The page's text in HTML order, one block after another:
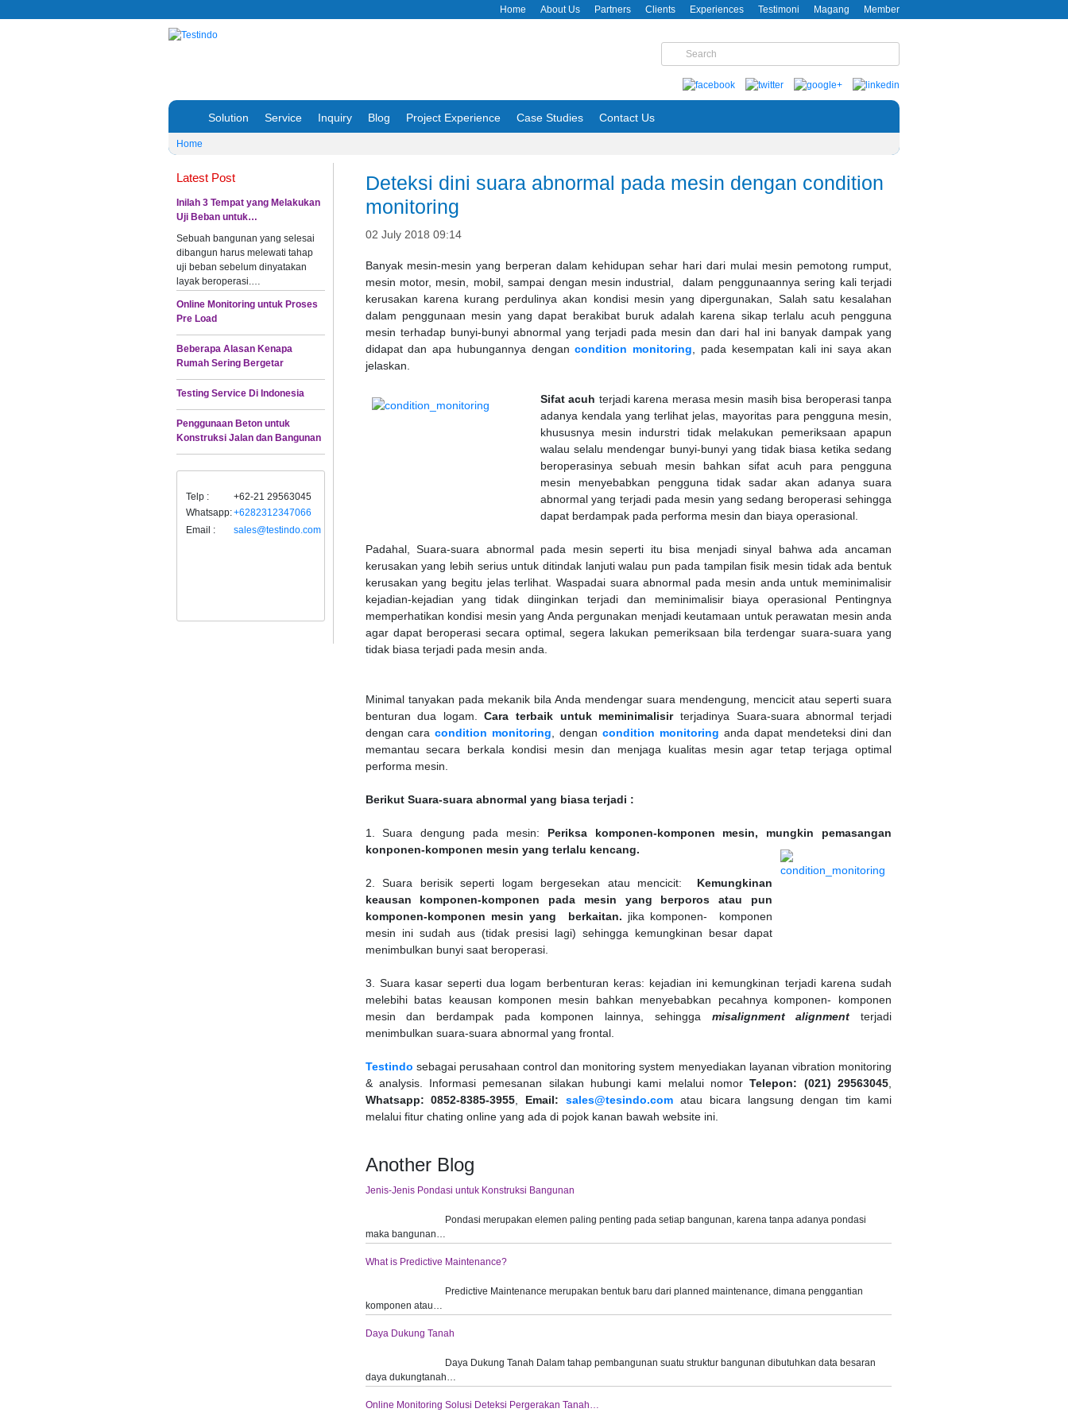
Home About Us Partners Clients Experiences Testimoni Magang Member
Solution Service Inquiry Blog Project Experience Case Studies Contact Us
Home
Latest Post
Inilah 3 Tempat yang Melakukan
Uji Beban untuk…
Sebuah bangunan yang selesai
dibangun harus melewati tahap
uji beban sebelum dinyatakan
layak beroperasi.…
Online Monitoring untuk Proses
Pre Load
Beberapa Alasan Kenapa
Rumah Sering Bergetar
Testing Service Di Indonesia
Penggunaan Beton untuk
Konstruksi Jalan dan Bangunan
Telp :
+62-21 29563045
Whatsapp:+6282312347066
Email :
sales@testindo.com
Deteksi dini suara abnormal pada mesin dengan condition
monitoring
02 July 2018 09:14
Banyak mesin-mesin yang berperan dalam kehidupan sehar hari dari mulai mesin pemotong rumput,
mesin motor, mesin, mobil, sampai dengan mesin industrial, dalam penggunaannya sering kali terjadi
kerusakan karena kurang perdulinya akan kondisi mesin yang dipergunakan, Salah satu kesalahan
dalam penggunaan mesin yang dapat berakibat buruk adalah karena sikap terlalu acuh pengguna
mesin terhadap bunyi-bunyi abnormal yang terjadi pada mesin dan dari hal ini banyak dampak yang
didapat dan apa hubungannya dengancondition monitoring , pada kesempatan kali ini saya akan
jelaskan.
Sifat acuh terjadi karena merasa mesin masih bisa beroperasi tanpa
adanya kendala yang terlihat jelas, mayoritas para pengguna mesin,
khususnya mesin indurstri tidak melakukan pemeriksaan apapun
walau selalu mendengar bunyi-bunyi yang tidak biasa ketika sedang
beroperasinya sebuah mesin bahkan sifat acuh para pengguna
mesin menyebabkan pengguna tidak sadar akan adanya suara
abnormal yang terjadi pada mesin yang sedang beroperasi sehingga
dapat berdampak pada performa mesin dan biaya operasional.
Padahal, Suara-suara abnormal pada mesin seperti itu bisa menjadi sinyal bahwa ada ancaman
kerusakan yang lebih serius untuk ditindak lanjuti walau pun pada tampilan fisik mesin tidak ada bentuk
kerusakan yang begitu jelas terlihat. Waspadai suara abnormal pada mesin anda untuk meminimalisir
kejadian-kejadian yang tidak diinginkan terjadi dan meminimalisir biaya operasional Pentingnya
memperhatikan kondisi mesin yang Anda pergunakan menjadi keutamaan untuk perawatan mesin anda
agar dapat beroperasi secara optimal, segera lakukan pemeriksaan bila terdengar suara-suara yang
tidak biasa terjadi pada mesin anda.
Minimal tanyakan pada mekanik bila Anda mendengar suara mendengung, mencicit atau seperti suara
benturan dua logam.Cara terbaik untuk meminimalisirterjadinya Suara-suara abnormal terjadi
dengan caracondition monitoring , dengancondition monitoring anda dapat mendeteksi dini dan
memantau secara berkala kondisi mesin dan menjaga kualitas mesin agar tetap terjaga optimal
performa mesin.
Berikut Suara-suara abnormal yang biasa terjadi :
1. Suara dengung pada mesin: Periksa komponen-komponen mesin, mungkin pemasangan
konponen-komponen mesin yang terlalu kencang.
2. Suara berisik seperti logam bergesekan atau mencicit: Kemungkinan
keausan komponen-komponen pada mesin yang berporos atau pun
komponen-komponen mesin yang berkaitan. jika komponen- komponen
mesin ini sudah aus (tidak presisi lagi) sehingga kemungkinan besar dapat
menimbulkan bunyi saat beroperasi.
3. Suara kasar seperti dua logam berbenturan keras: kejadian ini kemungkinan terjadi karena sudah
melebihi batas keausan komponen mesin bahkan menyebabkan pecahnya komponen- komponen
mesin dan berdampak pada komponen lainnya, sehingga misalignment alignment terjadi
menimbulkan suara-suara abnormal yang frontal.
Testindo sebagai perusahaan control dan monitoring system menyediakan layanan vibration monitoring
& analysis. Informasi pemesanan silakan hubungi kami melalui nomorTelepon: (021) 29563045
Whatsapp: 0852-8385-3955
Email:sales@tesindo.com atau bicara langsung dengan tim kami
melalui fitur chating online yang ada di pojok kanan bawah website ini.
Another Blog
Jenis-Jenis Pondasi untuk Konstruksi Bangunan
Pondasi merupakan elemen paling penting pada setiap bangunan, karena tanpa adanya pondasi
maka bangunan…
What is Predictive Maintenance?
Predictive Maintenance merupakan bentuk baru dari planned maintenance, dimana penggantian
komponen atau…
Daya Dukung Tanah
Daya Dukung Tanah Dalam tahap pembangunan suatu struktur bangunan dibutuhkan data besaran
daya dukungtanah…
Online Monitoring Solusi Deteksi Pergerakan Tanah…